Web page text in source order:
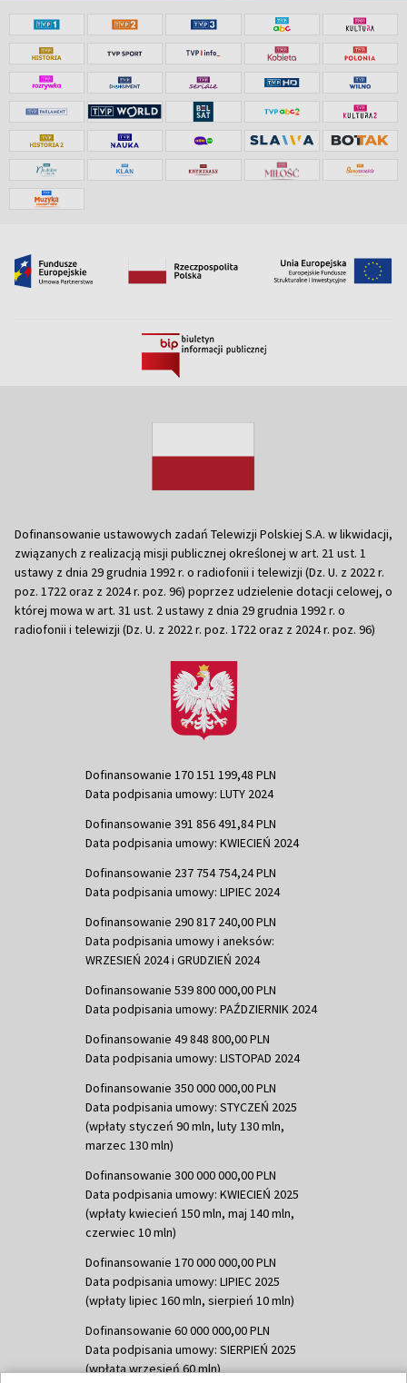
Dofinansowanie ustawowych zadań Telewizji Polskiej S.A. w likwidacji,
związanych z realizacją misji publicznej określonej w art. 21 ust. 1
ustawy z dnia 29 grudnia 1992 r. o radiofonii i telewizji (Dz. U. z 2022 r.
poz. 1722 oraz z 2024 r. poz. 96) poprzez udzielenie dotacji celowej, o
której mowa w art. 31 ust. 2 ustawy z dnia 29 grudnia 1992 r. o
radiofonii i telewizji (Dz. U. z 2022 r. poz. 1722 oraz z 2024 r. poz. 96)
Dofinansowanie 170 151 199,48 PLN
Data podpisania umowy: LUTY 2024
Dofinansowanie 391 856 491,84 PLN
Data podpisania umowy: KWIECIEŃ 2024
Dofinansowanie 237 754 754,24 PLN
Data podpisania umowy: LIPIEC 2024
Dofinansowanie 290 817 240,00 PLN
Data podpisania umowy i aneksów:
WRZESIEŃ 2024 i GRUDZIEŃ 2024
Dofinansowanie 539 800 000,00 PLN
Data podpisania umowy: PAŹDZIERNIK 2024
Dofinansowanie 49 848 800,00 PLN
Data podpisania umowy: LISTOPAD 2024
Dofinansowanie 350 000 000,00 PLN
Data podpisania umowy: STYCZEŃ 2025
(wpłaty styczeń 90 mln, luty 130 mln,
marzec 130 mln)
Dofinansowanie 300 000 000,00 PLN
Data podpisania umowy: KWIECIEŃ 2025
(wpłaty kwiecień 150 mln, maj 140 mln,
czerwiec 10 mln)
Dofinansowanie 170 000 000,00 PLN
Data podpisania umowy: LIPIEC 2025
(wpłaty lipiec 160 mln, sierpień 10 mln)
Dofinansowanie 60 000 000,00 PLN
Data podpisania umowy: SIERPIEŃ 2025
(wpłata wrzesień 60 mln)